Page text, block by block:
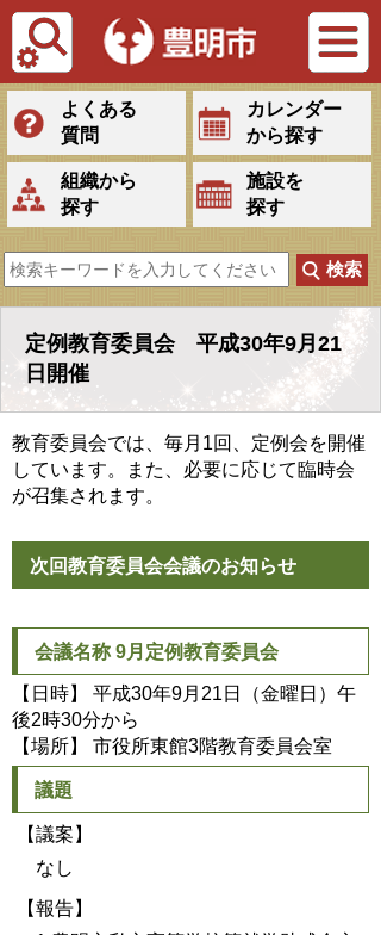
Tiếng Việt
よくある
質問
カレンダー
から探す
組織から
探す
施設を
探す
定例教育委員会 平成30年9月21
日開催
教育委員会では、毎月1回、定例会を開催
しています。また、必要に応じて臨時会
が召集されます。
次回教育委員会会議のお知らせ
会議名称 9月定例教育委員会
【日時】 平成30年9月21日（金曜日）午
後2時30分から
【場所】 市役所東館3階教育委員会室
議題
【議案】
なし
【報告】